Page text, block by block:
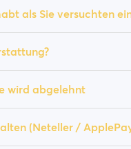
als Sie versuchten
wird abgelehnt
(Neteller /